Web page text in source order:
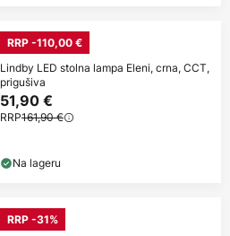
RRP -110,00 €
Lindby LED stolna lampa Eleni, crna, CCT,
prigušiva
51,90 €
RRP161,90 €
Na lageru
RRP -31%